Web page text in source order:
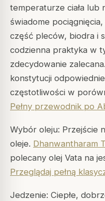
temperaturze ciała lub
świadome
część pleców, biodra i
codzienna praktyka w
zdecydowanie
konstytucji
częstotliwości w
Pełny przewodnik po
Wybór oleju: Przejście
oleje. Dhanwantharam
polecany olej Vata na
Przeglądaj pełną
Jedzenie: Ciepłe,